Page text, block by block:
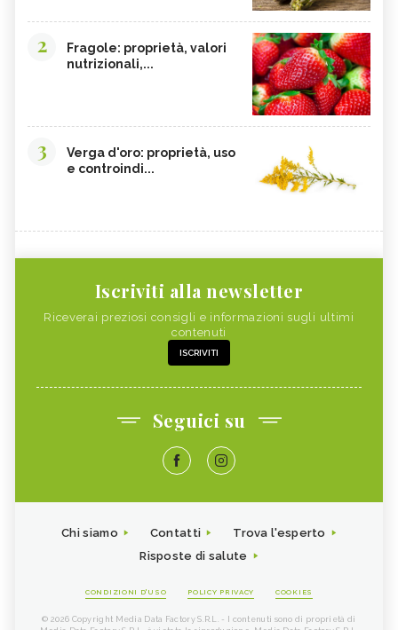
2
Fragole: proprietà, valori
nutrizionali,...
3
Verga d'oro: proprietà, uso
e controindi...
Iscriviti alla newsletter
Riceverai preziosi consigli e informazioni sugli ultimi
contenuti
ISCRIVITI
Seguici su
Chi siamo Contatti
Trova l'esperto
Risposte di salute
CONDIZIONI D'USO POLICY PRIVACY COOKIES
© 2026 Copyright Media Data Factory S.R.L. - I contenuti sono di proprietà di